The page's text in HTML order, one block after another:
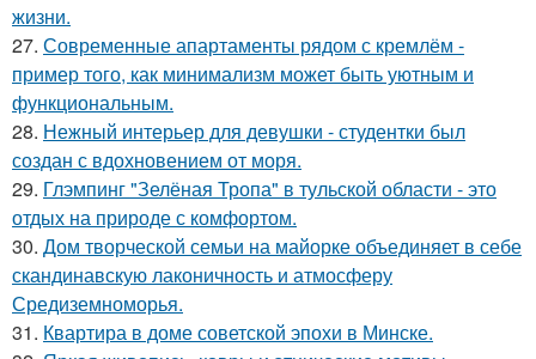
жизни.
27. Современные апартаменты рядом с кремлём -
пример того, как минимализм может быть уютным и
функциональным.
28. Нежный интерьер для девушки - студентки был
создан с вдохновением от моря.
29. Глэмпинг "Зелёная Тропа" в тульской области - это
отдых на природе с комфортом.
30. Дом творческой семьи на майорке объединяет в себе
скандинавскую лаконичность и атмосферу
Средиземноморья.
31. Квартира в доме советской эпохи в Минске.